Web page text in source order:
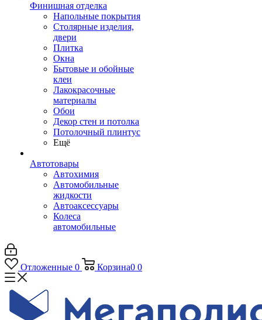
Финишная отделка
Напольные покрытия
Столярные изделия,
двери
Плитка
Окна
Бытовые и обойные
клеи
Лакокрасочные
материалы
Обои
Декор стен и потолка
Потолочный плинтус
Ещё
Автотовары
Автохимия
Автомобильные
жидкости
Автоаксессуары
Колеса
автомобильные
Отложенные 0 Корзина0 0